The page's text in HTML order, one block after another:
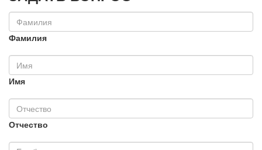
Фамилия
Имя
Отчество